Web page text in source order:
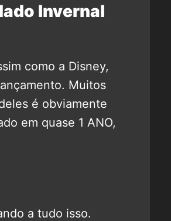
Invernal
como a Disney,
Muitos
é obviamente
em quase 1 ANO,
a tudo isso.